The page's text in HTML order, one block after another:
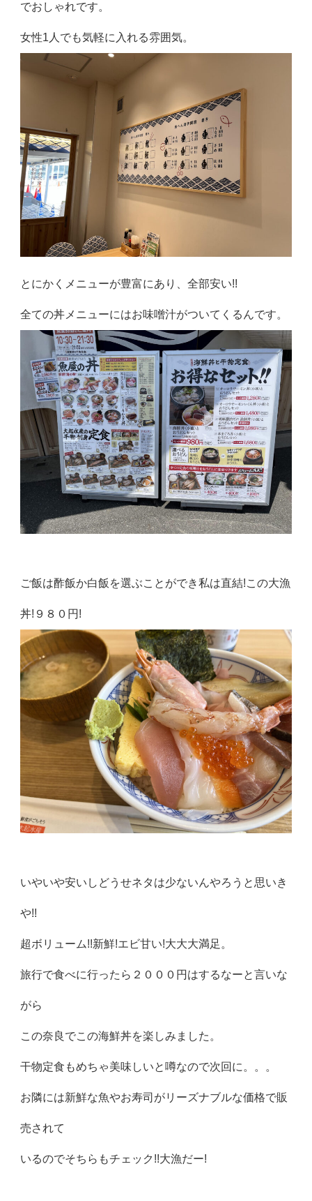
でおしゃれです。
女性1人でも気軽に入れる雰囲気。
とにかくメニューが豊富にあり、全部安い!!
全ての丼メニューにはお味噌汁がついてくるんです。
ご飯は酢飯か白飯を選ぶことができ私は直結!この大漁
丼!９８０円!
いやいや安いしどうせネタは少ないんやろうと思いき
や!!
超ボリューム!!新鮮!エビ甘い!大大大満足。
旅行で食べに行ったら２０００円はするなーと言いな
がら
この奈良でこの海鮮丼を楽しみました。
干物定食もめちゃ美味しいと噂なので次回に。。。
お隣には新鮮な魚やお寿司がリーズナブルな価格で販
売されて
いるのでそちらもチェック!!大漁だー!